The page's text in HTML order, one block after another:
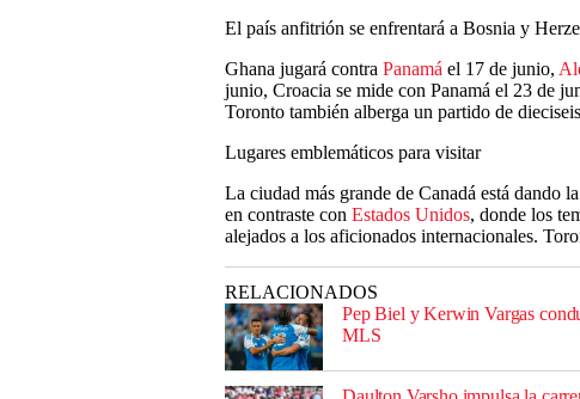
El país anfitrión se enfrentará a Bosnia y
Ghana jugará contra Panamá el 17 de junio,
junio, Croacia se mide con Panamá el 23 de
Toronto también alberga un partido de
Lugares emblemáticos para visitar
La ciudad más grande de Canadá está dando
en contraste con Estados Unidos, donde los
alejados a los aficionados internacionales.
RELACIONADOS
Pep Biel y Kerwin Vargas
MLS